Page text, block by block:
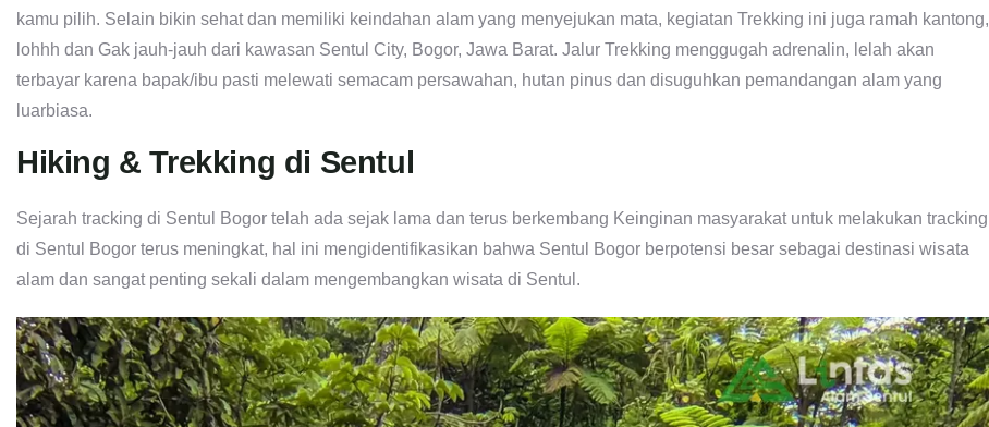
kamu pilih. Selain bikin sehat dan memiliki keindahan alam yang menyejukan mata, kegiatan Trekking ini juga ramah kantong,
lohhh dan Gak jauh-jauh dari kawasan Sentul City, Bogor, Jawa Barat. Jalur Trekking menggugah adrenalin, lelah akan
terbayar karena bapak/ibu pasti melewati semacam persawahan, hutan pinus dan disuguhkan pemandangan alam yang
luarbiasa.
Hiking & Trekking di Sentul
Sejarah tracking di Sentul Bogor telah ada sejak lama dan terus berkembang Keinginan masyarakat untuk melakukan tracking
di Sentul Bogor terus meningkat, hal ini mengidentifikasikan bahwa Sentul Bogor berpotensi besar sebagai destinasi wisata
alam dan sangat penting sekali dalam mengembangkan wisata di Sentul.